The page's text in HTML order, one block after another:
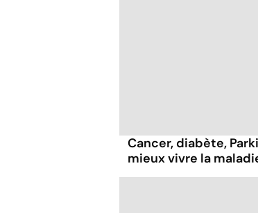
Cancer, diabète,
mieux vivre la